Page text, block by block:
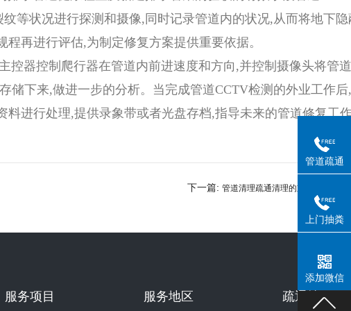
等状况进行探测和摄像,同时记录管道内的状况,从而将地下隐
再进行评估,为制定修复方案提供重要依据。
控器控制爬行器在管道内前进速度和方向,并控制摄像头将管
储下来,做进一步的分析。当完成管道CCTV检测的外业工作后
进行处理,提供录象带或者光盘存档,指导未来的管道修复工
下一篇: 管道清理疏通清理的重要
服务项目 服务地区 疏通技巧
管道疏通
上门抽粪
添加微信